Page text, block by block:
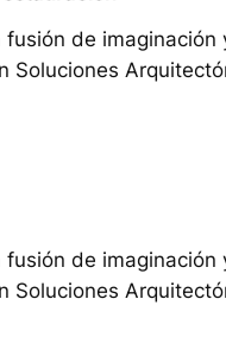
fusión de imaginación
Soluciones
fusión de imaginación
Soluciones